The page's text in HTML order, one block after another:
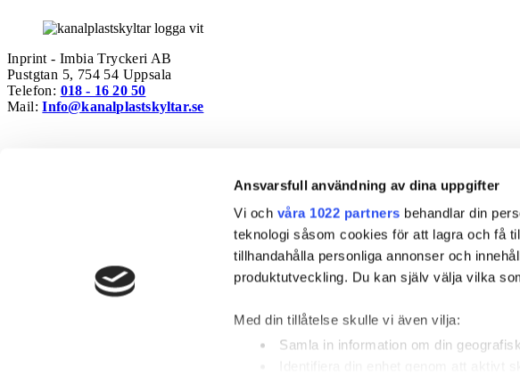
Ansvarsfull användning av dina uppgifter
Vi och våra 1022 partners behandlar din
teknologi såsom cookies för att lagra och få
tillhandahålla personliga annonser och
produktutveckling. Du kan själv välja vilka
Med din tillåtelse skulle vi även vilja:
Samla in information om din
Inprint - Imbia Tryckeri AB
Pustgtan 5, 754 54 Uppsala
Telefon: 018 - 16 20 50
Mail:Info@kanalplastskyltar.se